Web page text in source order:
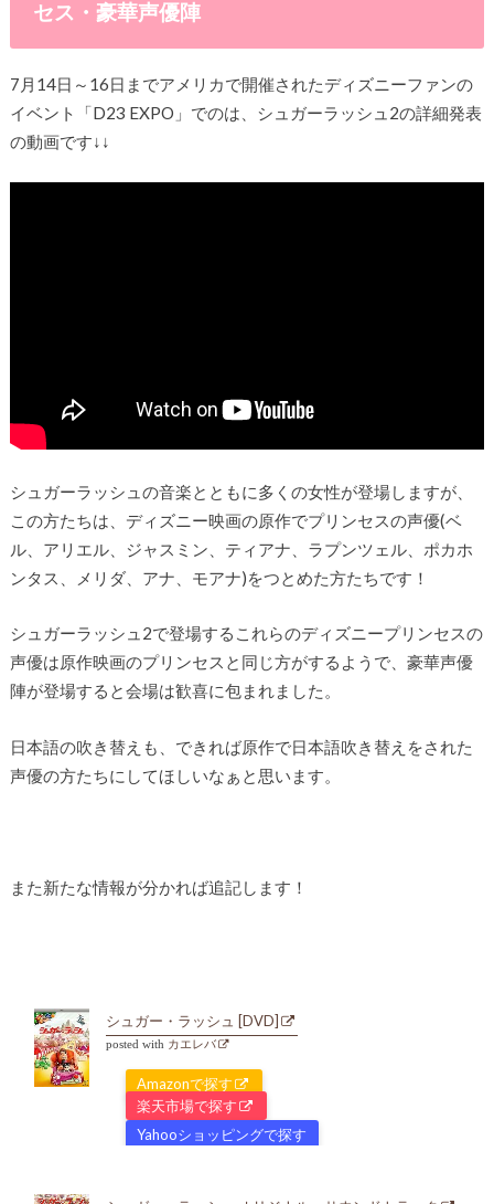
セス・豪華声優陣
7月14日～16日までアメリカで開催されたディズニーファンの
イベント「D23 EXPO」でのは、シュガーラッシュ2の詳細発表
の動画です↓↓
シュガーラッシュの音楽とともに多くの女性が登場しますが、
この方たちは、ディズニー映画の原作でプリンセスの声優(ベ
ル、アリエル、ジャスミン、ティアナ、ラプンツェル、ポカホ
ンタス、メリダ、アナ、モアナ)をつとめた方たちです！
シュガーラッシュ2で登場するこれらのディズニープリンセスの
声優は原作映画のプリンセスと同じ方がするようで、豪華声優
陣が登場すると会場は歓喜に包まれました。
日本語の吹き替えも、できれば原作で日本語吹き替えをされた
声優の方たちにしてほしいなぁと思います。
また新たな情報が分かれば追記します！
シュガー・ラッシュ [DVD]
posted with カエレバ
Amazonで探す
楽天市場で探す
Yahooショッピングで探す